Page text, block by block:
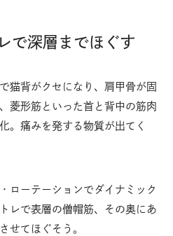
で深層までほぐす
猫背がクセになり、肩甲骨が固
菱形筋といった首と背中の筋肉
。痛みを発する物質が出てく
ローテーションでダイナミック
レで表層の僧帽筋、その奥にあ
せてほぐそう。